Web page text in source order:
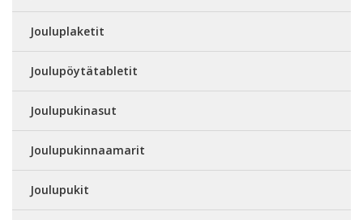
Jouluplaketit
Joulupöytätabletit
Joulupukinasut
Joulupukinnaamarit
Joulupukit